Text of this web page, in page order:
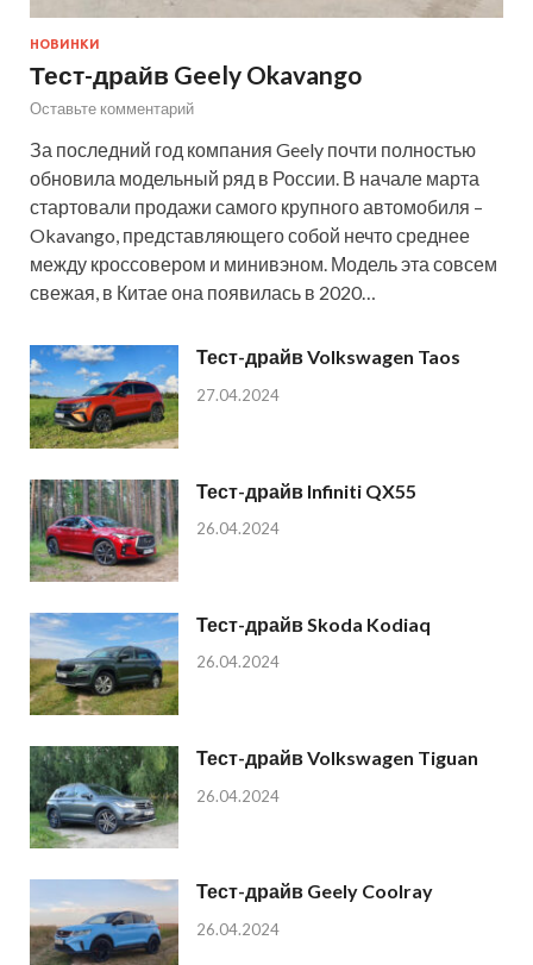
НОВИНКИ
Тест-драйв Geely Okavango
Оставьте комментарий
За последний год компания Geely почти полностью
обновила модельный ряд в России. В начале марта
стартовали продажи самого крупного автомобиля –
Okavango, представляющего собой нечто среднее
между кроссовером и минивэном. Модель эта совсем
свежая, в Китае она появилась в 2020…
Тест-драйв Volkswagen Taos
27.04.2024
Тест-драйв Infiniti QX55
26.04.2024
Тест-драйв Skoda Kodiaq
26.04.2024
Тест-драйв Volkswagen Tiguan
26.04.2024
Тест-драйв Geely Coolray
26.04.2024